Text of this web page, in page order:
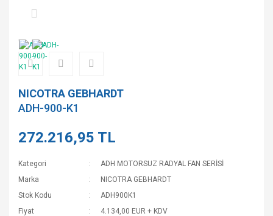
NICOTRA GEBHARDT
ADH-900-K1
272.216,95 TL
Kategori
ADH MOTORSUZ RADYAL FAN SERİSİ
Marka
NICOTRA GEBHARDT
Stok Kodu
ADH900K1
Fiyat
4.134,00 EUR + KDV